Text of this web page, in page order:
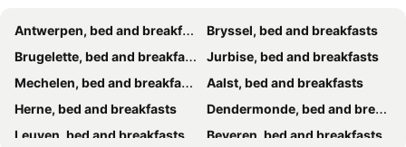
B&B Avenue Deschanel
The Beautiful White House
Bedrooms fully equipped in a beautiful house
B&B Le Lys d'or
Olives
BXLROOM Guesthouse
Marie home
Serenity Big Room
B&B Dujardin
Le dernier métro
Antwerpen, bed and breakfasts
Bryssel, bed and breakfasts
Brugelette, bed and breakfasts
Jurbise, bed and breakfasts
Mechelen, bed and breakfasts
Aalst, bed and breakfasts
Herne, bed and breakfasts
Dendermonde, bed and breakfasts
Leuven, bed and breakfasts
Beveren, bed and breakfasts